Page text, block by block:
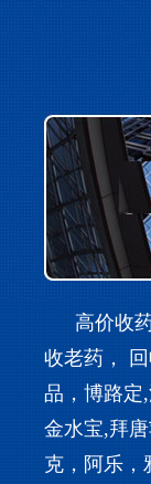
高价收
收老药，
品，博路定
金水宝,拜
克，阿乐，